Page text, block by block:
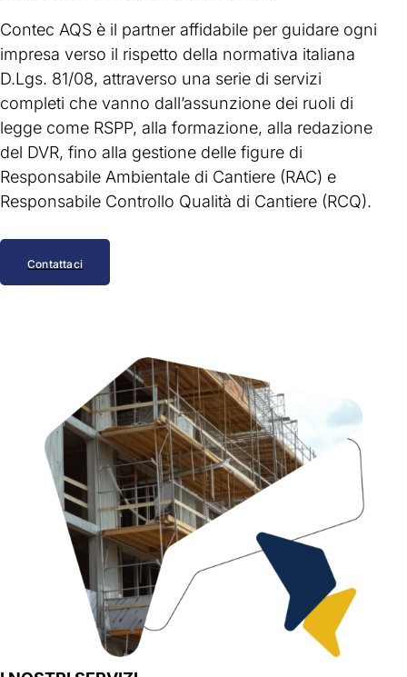
Contec AQS è il partner affidabile per guidare ogni
impresa verso il rispetto della normativa italiana
D.Lgs. 81/08, attraverso una serie di servizi
completi che vanno dall’assunzione dei ruoli di
legge come RSPP, alla formazione, alla redazione
del DVR, fino alla gestione delle figure di
Responsabile Ambientale di Cantiere (RAC) e
Responsabile Controllo Qualità di Cantiere (RCQ).
Contattaci